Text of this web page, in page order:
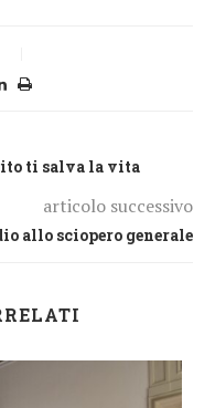
ti salva la vita
articolo successivo
allo sciopero generale